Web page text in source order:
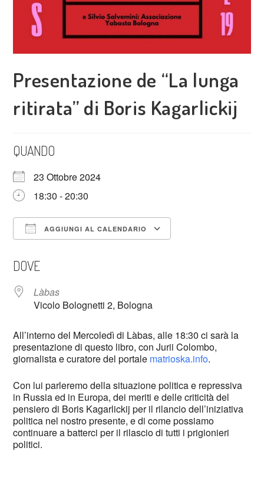
Presentazione de “La lunga
ritirata” di Boris Kagarlickij
QUANDO
23 Ottobre 2024
18:30 - 20:30
AGGIUNGI AL CALENDARIO
DOVE
Làbas
Vicolo Bolognetti 2, Bologna
All’interno del Mercoledì di Làbas, alle 18:30 ci sarà la
presentazione di questo libro, con Jurii Colombo,
giornalista e curatore del portale matrioska.info.
Con lui parleremo della situazione politica e repressiva
in Russia ed in Europa, dei meriti e delle criticità del
pensiero di Boris Kagarlickij per il rilancio dell’iniziativa
politica nel nostro presente, e di come possiamo
continuare a batterci per il rilascio di tutti i prigionieri
politici.